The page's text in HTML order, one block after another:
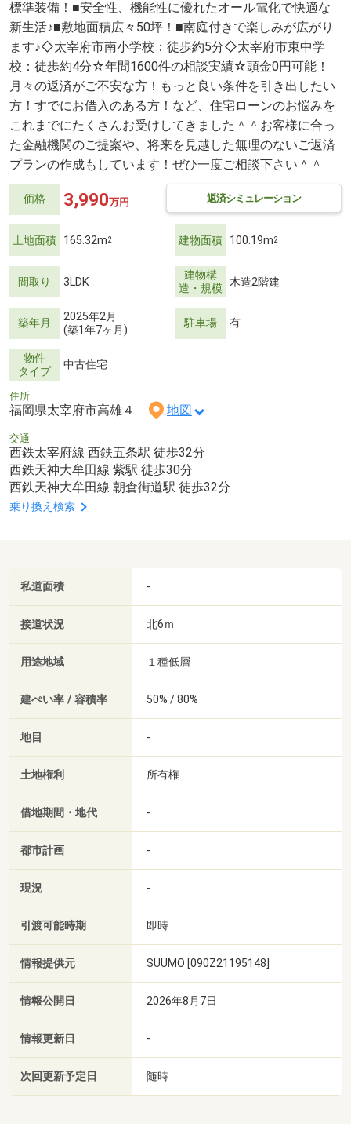
標準装備！■安全性、機能性に優れたオール電化で快適な
新生活♪■敷地面積広々50坪！■南庭付きで楽しみが広がり
ます♪◇太宰府市南小学校：徒歩約5分◇太宰府市東中学
校：徒歩約4分☆年間1600件の相談実績☆頭金0円可能！
月々の返済がご不安な方！もっと良い条件を引き出したい
方！すでにお借入のある方！など、住宅ローンのお悩みを
これまでにたくさんお受けしてきました＾＾お客様に合っ
た金融機関のご提案や、将来を見越した無理のないご返済
プランの作成もしています！ぜひ一度ご相談下さい＾＾
価格 返済シミュレーション
3,990万円
土地面積 165.32m2 建物面積 100.19m2
間取り 3LDK
建物構
造・規模 木造2階建
築年月
2025年2月
(築1年7ヶ月)
駐車場 有
物件
タイプ
中古住宅
住所
福岡県太宰府市高雄４ 地図
交通
西鉄太宰府線 西鉄五条駅 徒歩32分
西鉄天神大牟田線 紫駅 徒歩30分
西鉄天神大牟田線 朝倉街道駅 徒歩32分
乗り換え検索
私道面積 -
接道状況 北6ｍ
用途地域 １種低層
建ぺい率 / 容積率 50% / 80%
地目 -
土地権利 所有権
借地期間・地代 -
都市計画 -
現況 -
引渡可能時期 即時
情報提供元 SUUMO [090Z21195148]
情報公開日 2026年8月7日
情報更新日 -
次回更新予定日 随時